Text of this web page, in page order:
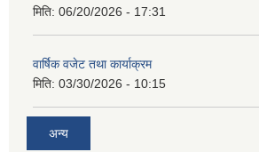
मिति: 06/20/2026 - 17:31
वार्षिक वजेट तथा कार्याक्रम
मिति: 03/30/2026 - 10:15
अन्य